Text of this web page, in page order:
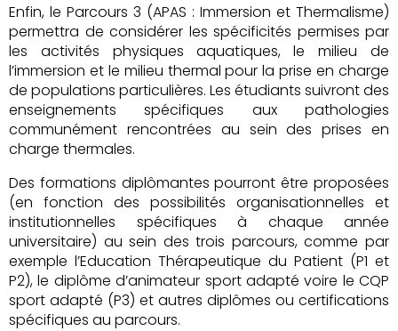
Enfin, le Parcours 3 (APAS : Immersion et Thermalisme)
permettra de considérer les spécificités permises par
les activités physiques aquatiques, le milieu de
l’immersion et le milieu thermal pour la prise en charge
de populations particulières. Les étudiants suivront des
enseignements spécifiques aux pathologies
communément rencontrées au sein des prises en
charge thermales.
Des formations diplômantes pourront être proposées
(en fonction des possibilités organisationnelles et
institutionnelles spécifiques à chaque année
universitaire) au sein des trois parcours, comme par
exemple l’Education Thérapeutique du Patient (P1 et
P2), le diplôme d’animateur sport adapté voire le CQP
sport adapté (P3) et autres diplômes ou certifications
spécifiques au parcours.